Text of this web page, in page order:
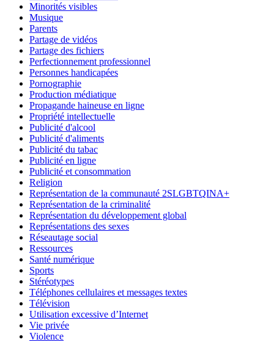
Minorités visibles
Musique
Parents
Partage de vidéos
Partage des fichiers
Perfectionnement professionnel
Personnes handicapées
Pornographie
Production médiatique
Propagande haineuse en ligne
Propriété intellectuelle
Publicité d'alcool
Publicité d'aliments
Publicité du tabac
Publicité en ligne
Publicité et consommation
Religion
Représentation de la communauté 2SLGBTQINA+
Représentation de la criminalité
Représentation du développement global
Représentations des sexes
Réseautage social
Ressources
Santé numérique
Sports
Stéréotypes
Téléphones cellulaires et messages textes
Télévision
Utilisation excessive d’Internet
Vie privée
Violence